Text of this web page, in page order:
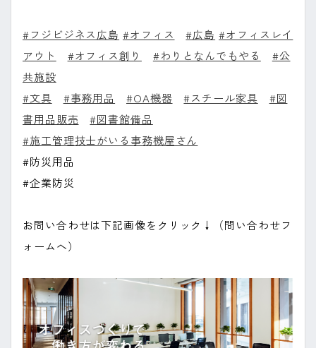
#フジビジネス広島 #オフィス #広島 #オフィスレイ
アウト
#オフィス創り #わりとなんでもやる
#公
共施設
#文具
#事務用品 #OA機器 #スチール家具
#図
書用品販売
#図書館備品
#施工管理技士がいる事務機屋さん
#防災用品
#企業防災
お問い合わせは下記画像をクリック↓（問い合わせフ
ォームへ）